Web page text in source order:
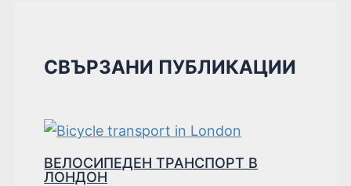
СВЪРЗАНИ ПУБЛИКАЦИИ
ВЕЛОСИПЕДЕН ТРАНСПОРТ В
ЛОНДОН